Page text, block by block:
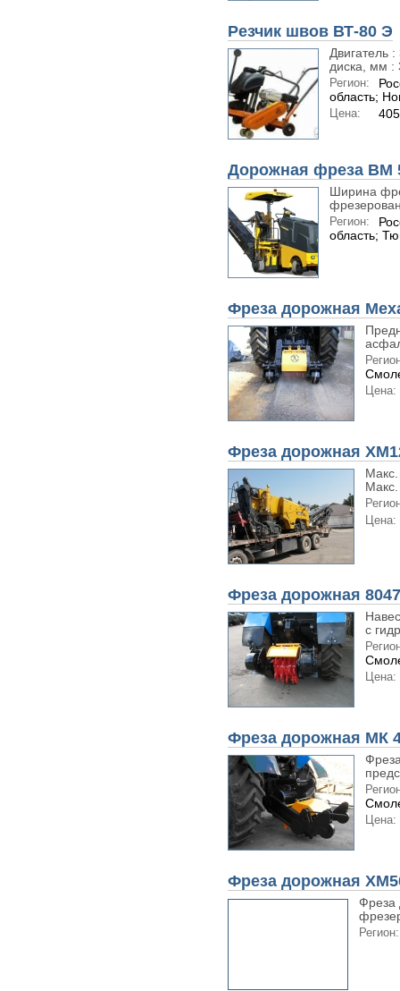
Резчик швов ВТ-80 Э
Двигатель
диска, мм :
Регион:
область;
Цена:
Дорожная фреза BM
Ширина
Регион:
область;
Фреза дорожная
Цена:
Фреза дорожная
Цена:
Фреза дорожная 8047
с
Цена:
Фреза дорожная МК
Цена:
Фреза дорожная
Фреза
Регион: